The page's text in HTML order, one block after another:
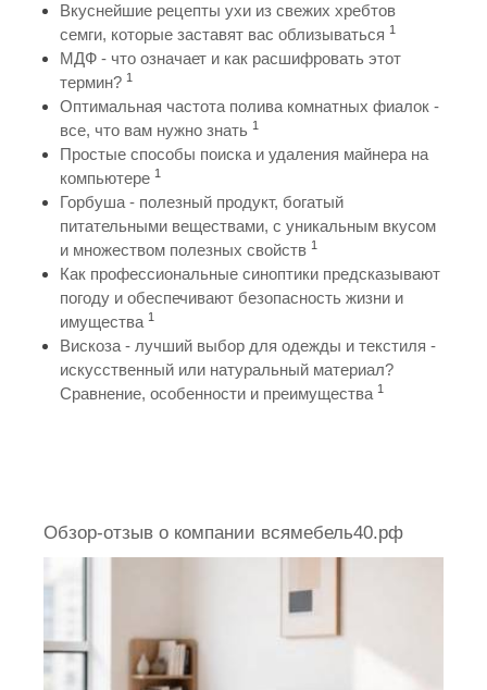
Вкуснейшие рецепты ухи из свежих хребтов
семги, которые заставят вас облизываться 1
МДФ - что означает и как расшифровать этот
термин? 1
Оптимальная частота полива комнатных фиалок -
все, что вам нужно знать 1
Простые способы поиска и удаления майнера на
компьютере 1
Горбуша - полезный продукт, богатый
питательными веществами, с уникальным вкусом
и множеством полезных свойств 1
Как профессиональные синоптики предсказывают
погоду и обеспечивают безопасность жизни и
имущества 1
Вискоза - лучший выбор для одежды и текстиля -
искусственный или натуральный материал?
Сравнение, особенности и преимущества 1
Обзор-отзыв о компании всямебель40.рф